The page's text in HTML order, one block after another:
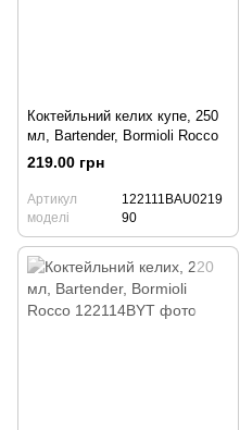
Коктейльний келих купе, 250
мл, Bartender, Bormioli Rocco
219.00 грн
Артикул
моделі
122111BAU0219
90